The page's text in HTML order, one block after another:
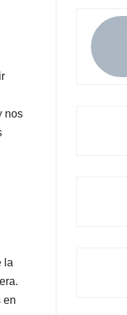
nos
la
en